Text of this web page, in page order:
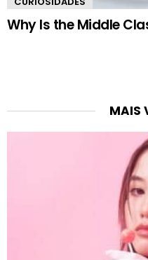
Why Is the Middle
MAIS